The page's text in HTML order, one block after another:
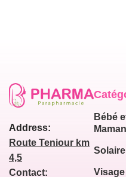
Address:
Route Teniour km
4,5
Contact:
Bébé
Maman
Solaire
Visage